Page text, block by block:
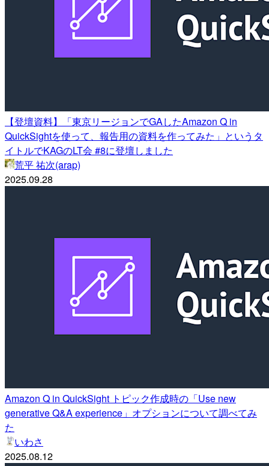
【登壇資料】「東京リージョンでGAしたAmazon Q in
QuickSightを使って、報告用の資料を作ってみた」というタ
イトルでKAGのLT会 #8に登壇しました
荒平 祐次(arap)
2025.09.28
Amazon Q in QuickSight トピック作成時の「Use new
generative Q&A experience」オプションについて調べてみ
た
いわさ
2025.08.12